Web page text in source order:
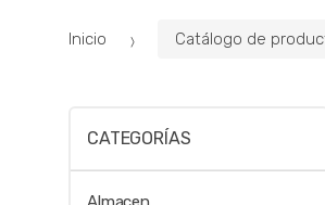
Inicio Catálogo de
CATEGORÍAS